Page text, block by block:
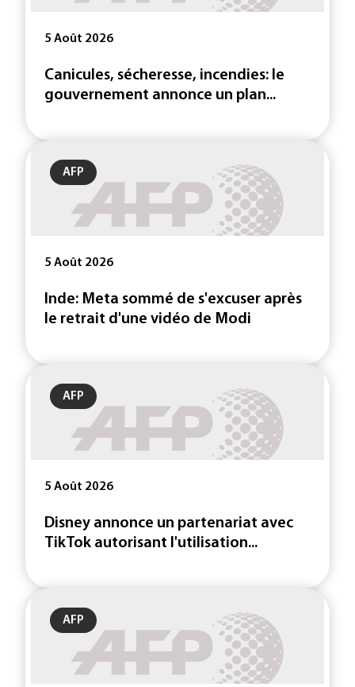
5 Août 2026
Canicules, sécheresse, incendies: le
gouvernement annonce un plan...
AFP
5 Août 2026
Inde: Meta sommé de s'excuser après
le retrait d'une vidéo de Modi
AFP
5 Août 2026
Disney annonce un partenariat avec
TikTok autorisant l'utilisation...
AFP